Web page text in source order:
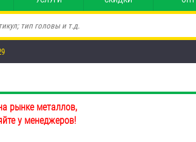
рынке металлов,
у менеджеров!